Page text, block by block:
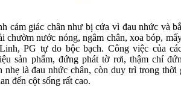
cảm giác chân như bị cứa vì đau nhức và
chườm nước nóng, ngâm chân, xoa bóp,
PG tự do bộc bạch. Công việc của
sản phẩm, đứng phát tờ rơi, thậm chí
là đau nhức chân, còn duy trì trong thời
đến cột sống rất cao.